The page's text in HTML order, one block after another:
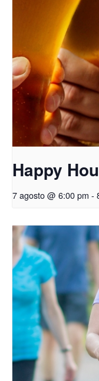
Happy
7 agosto @ 6:00 pm -